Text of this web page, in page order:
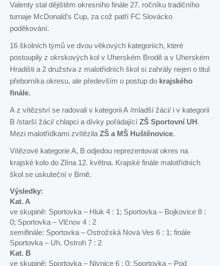
Valenty stal dějištěm okresního finále 27. ročníku tradičního
turnaje McDonald’s Cup, za což patří FC Slovácko
poděkování.
16 školních týmů ve dvou věkových kategoriích, které
postoupily z okrskových kol v Uherském Brodě a v Uherském
Hradišti a 2 družstva z malotřídních škol si zahrály nejen o titul
přeborníka okresu, ale především o postup do krajského
finále.
A z vítězství se radovali v kategorii A /mladší žáci/ i v kategorii
B /starší žáci/ chlapci a dívky pořádající ZŠ Sportovní UH .
Mezi malotřídkami zvítězila ZŠ a MŠ Huštěnovice.
Vítězové kategorie A, B odjedou reprezentovat okres na
krajské kolo do Zlína 12. května. Krajské finále malotřídních
škol se uskuteční v Brně.
Výsledky:
Kat. A
ve skupině: Sportovka – Hluk 4 : 1; Sportovka – Bojkovice 8 :
0; Sportovka – Vlčnov 4 : 2
semifinále: Sportovka – Ostrožská Nová Ves 6 : 1; finále
Sportovka – Uh. Ostroh 7 : 2
Kat. B
ve skupině: Sportovka – Nivnice 6 : 0; Sportovka – Pod